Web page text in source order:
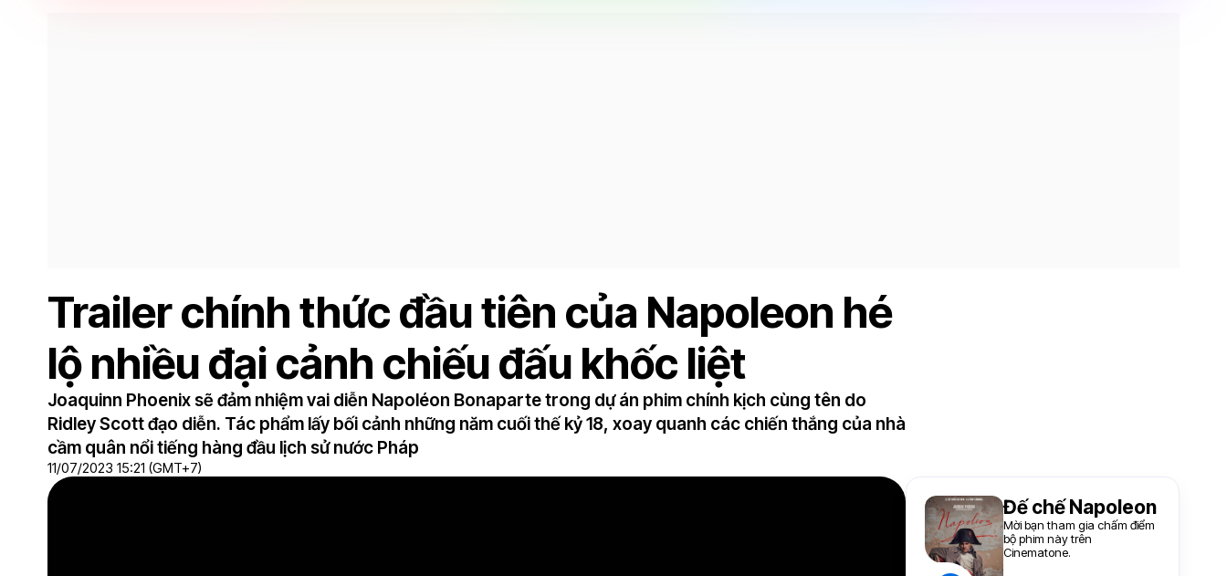
Trailer chính thức đầu tiên của Napoleon hé
lộ nhiều đại cảnh chiếu đấu khốc liệt
Joaquinn Phoenix sẽ đảm nhiệm vai diễn Napoléon Bonaparte trong dự án phim chính kịch cùng tên do
Ridley Scott đạo diễn. Tác phẩm lấy bối cảnh những năm cuối thế kỷ 18, xoay quanh các chiến thắng của nhà
cầm quân nổi tiếng hàng đầu lịch sử nước Pháp
11/07/2023 15:21 (GMT+7)
Đế chế Napoleon
Mời bạn tham gia chấm điểm
bộ phim này trên
Cinematone.